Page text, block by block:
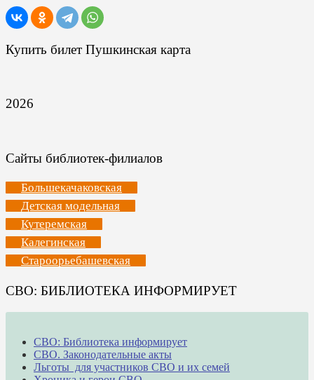
Купить билет Пушкинская карта
2026
Сайты библиотек-филиалов
Большекачаковская
Детская модельная
Кутеремская
Калегинская
Староорьебашевская
СВО: БИБЛИОТЕКА ИНФОРМИРУЕТ
СВО: Библиотека информирует
СВО. Законодательные акты
Льготы для участников СВО и их семей